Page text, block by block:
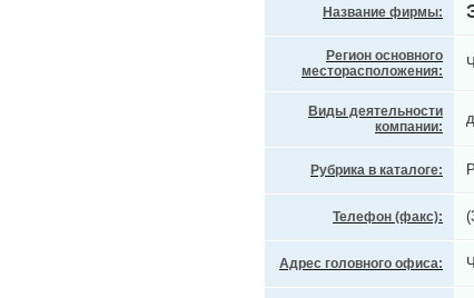
Название фирмы:
Регион основного
месторасположения:
Виды деятельности
компании:
Рубрика в каталоге:
Телефон (факс):
Адрес головного офиса: